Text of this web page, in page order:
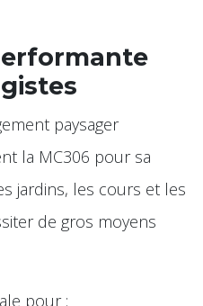
paysager
la MC306 pour sa
jardins, les cours et les
de gros moyens
pour :